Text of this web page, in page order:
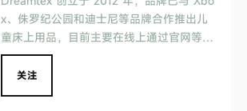
x、侏罗纪公园和迪士尼等品牌合作推出儿
童床上用品，目前主要在线上通过官网等渠
道售卖。
关注